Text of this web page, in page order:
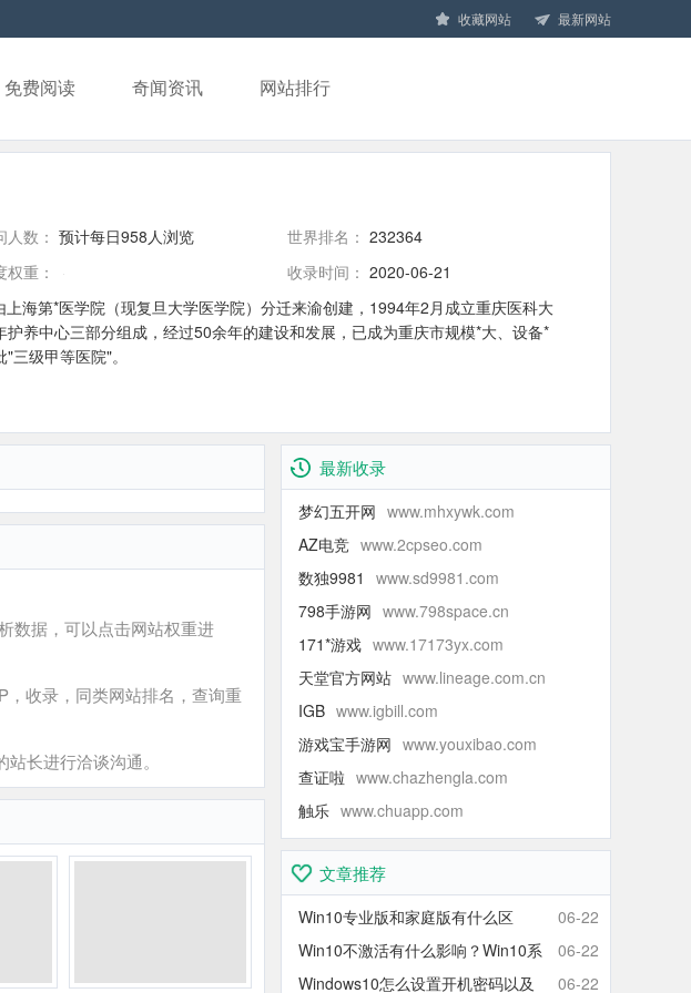
收藏网站 最新网站
免费阅读 奇闻资讯 网站排行
人数： 预计每日958人浏览 世界排名： 232364
权重： 收录时间： 2020-06-21
海第*医学院（现复旦大学医学院）分迁来渝创建，1994年2月成立重庆医科大
养中心三部分组成，经过50余年的建设和发展，已成为重庆市规模*大、设备*
级甲等医院"。
数据，可以点击网站权重进
收录，同类网站排名，查询重
长进行洽谈沟通。
最新收录
梦幻五开网 www.mhxywk.com
AZ电竞 www.2cpseo.com
数独9981
www.sd9981.com
798手游网 www.798space.cn
171*游戏 www.17173yx.com
天堂官方网站 www.lineage.com.cn
IGB www.igbill.com
游戏宝手游网 www.youxibao.com
查证啦 www.chazhengla.com
触乐 www.chuapp.com
文章推荐
Win10专业版和家庭版有什么区
别？Win10家庭版和专业版区别对
比
06-22
Win10不激活有什么影响？Win10系
统不激活可以使用吗？会卡吗？
06-22
Windows10怎么设置开机密码以及
06-22